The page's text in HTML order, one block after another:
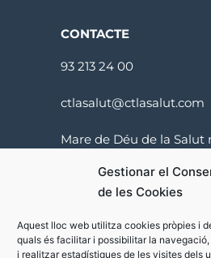
Gestionar el
de les Cookies
Aquest lloc web utilitza cookies pròpies i
quals és facilitar i possibilitar la
i realitzar estadístiques de les visites dels
CONTACTE
93 213 24 00
ctlasalut@ctlasalut.com
Mare de Déu de la Salut